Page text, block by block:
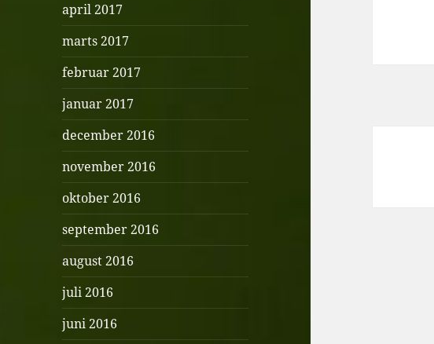
april 2017
marts 2017
februar 2017
januar 2017
december 2016
november 2016
oktober 2016
september 2016
august 2016
juli 2016
juni 2016